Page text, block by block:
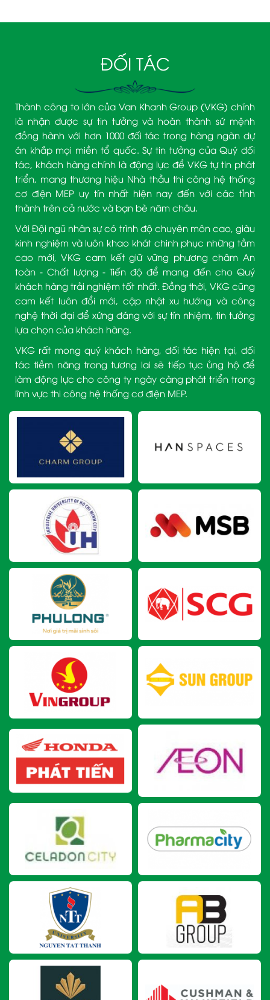
ĐỐI TÁC
Thành công to lớn của Van Khanh Group (VKG) chính
là nhận được sự tin tưởng và hoàn thành sứ mệnh
đồng hành với hơn 1000 đối tác trong hàng ngàn dự
án khắp mọi miền tổ quốc. Sự tin tưởng của Quý đối
tác, khách hàng chính là động lực để VKG tự tin phát
triển, mang thương hiệu Nhà thầu thi công hệ thống
cơ điện MEP uy tín nhất hiện nay đến với các tỉnh
thành trên cả nước và bạn bè năm châu.
Với Đội ngũ nhân sự có trình độ chuyên môn cao, giàu
kinh nghiệm và luôn khao khát chinh phục những tầm
cao mới, VKG cam kết giữ vững phương châm An
toàn - Chất lượng - Tiến độ để mang đến cho Quý
khách hàng trải nghiệm tốt nhất. Đồng thời, VKG cũng
cam kết luôn đổi mới, cập nhật xu hướng và công
nghệ thời đại để xứng đáng với sự tín nhiệm, tin tưởng
lựa chọn của khách hàng.
VKG rất mong quý khách hàng, đối tác hiện tại, đối
tác tiềm năng trong tương lai sẽ tiếp tục ủng hộ để
làm động lực cho công ty ngày càng phát triển trong
lĩnh vực thi công hệ thống cơ điện MEP.